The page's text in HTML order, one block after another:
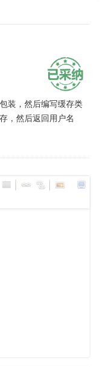
装，然后编写缓存类
，然后返回用户名